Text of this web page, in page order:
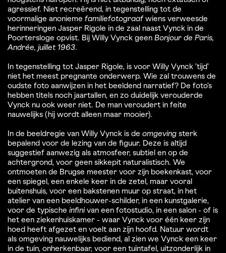
agressief. Niet recreërend, in tegenstelling tot de
voormalige anonieme familiefotograaf wiens verweesde
herinneringen Jasper Rigole in de zaal naast Vynck in de
Poortersloge opvist. Bij Willy Vynck geen Bonjour de Paris,
Andrée, juillet 1963.
In tegenstelling tot Jasper Rigole, is voor Willy Vynck ’tijd’
niet het meest pregnante onderwerp. Wie zal trouwens de
oudste foto aanwijzen in het beeldend narratief? De foto’s
hebben titels noch jaartallen, en zo duidelijk verouderde
Vynck nu ook weer niet. De man veroudert in feite
nauwelijks (hij wordt alleen maar mooier).
In de beeldregie van Willy Vynck is de omgeving sterk
bepalend voor de lezing van de figuur. Deze is altijd
suggestief aanwezig als atmosfeer, subtiel en op de
achtergrond, voor geen sikkepit naturalistisch. We
ontmoeten de Brugse meester voor zijn boekenkast, voor
een spiegel, een enkele keer in de zetel, maar vooral
buitenshuis, voor een bakstenen muur op straat, in het
atelier van een beeldhouwer-schilder, in een kunstgalerie,
voor de typische infini van een fotostudio, in een salon - of is
het een ziekenhuiskamer - waar Vynck voor één keer zijn
hoed heeft afgezet en voelt aan zijn hoofd. Natuur wordt
als omgeving nauwelijks bediend, al zien we Vynck een keer
in de tuin, onherkenbaar, voor een tuintafel, uitzonderlijk in